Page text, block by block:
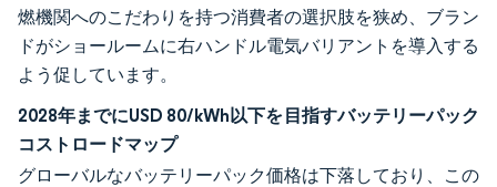
燃機関へのこだわりを持つ消費者の選択肢を狭め、ブラン
ドがショールームに右ハンドル電気バリアントを導入する
よう促しています。
2028年までにUSD 80/kWh以下を目指すバッテリーパック
コストロードマップ
グローバルなバッテリーパック価格は下落しており、この